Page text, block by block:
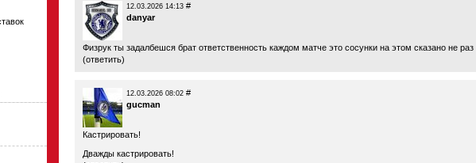
12.03.2026 14:13 #
danyar
Физрук ты задалбешся брат ответственность каждом матче это сосунки на этом сказано не раз
(ответить)
12.03.2026 08:02 #
gucman
Кастрировать!
Дважды кастрировать!